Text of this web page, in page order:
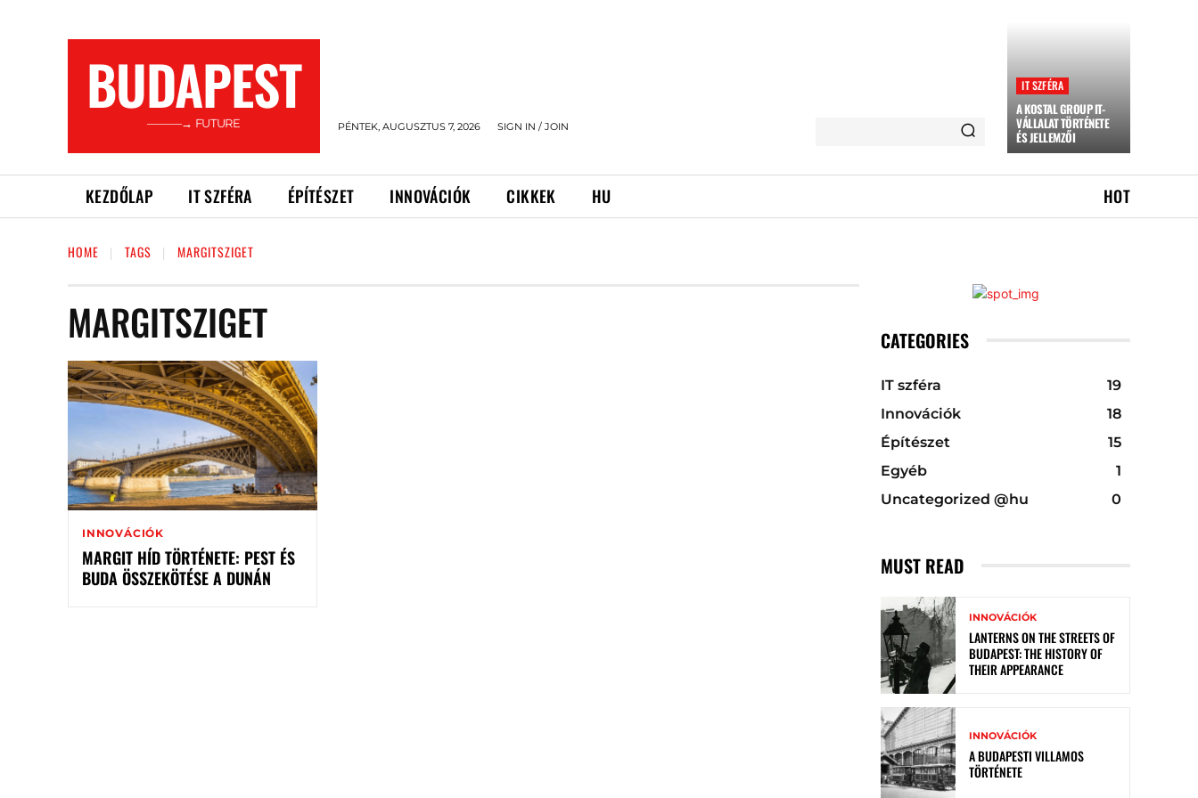
BUDAPEST
———→ FUTURE PÉNTEK, AUGUSZTUS 7, 2026 SIGN IN / JOIN
IT SZFÉRA
A KOSTAL GROUP IT-
VÁLLALAT TÖRTÉNETE
ÉS JELLEMZŐI
KEZDŐLAP IT SZFÉRA ÉPÍTÉSZET INNOVÁCIÓK CIKKEK HU HOT
HOME TAGS MARGITSZIGET
MARGITSZIGET
INNOVÁCIÓK
MARGIT HÍD TÖRTÉNETE: PEST ÉS
BUDA ÖSSZEKÖTÉSE A DUNÁN
CATEGORIES
IT szféra
19
Innovációk
18
Építészet
15
Egyéb
1
Uncategorized @hu
0
MUST READ
INNOVÁCIÓK
LANTERNS ON THE STREETS OF
BUDAPEST: THE HISTORY OF
THEIR APPEARANCE
INNOVÁCIÓK
A BUDAPESTI VILLAMOS
TÖRTÉNETE